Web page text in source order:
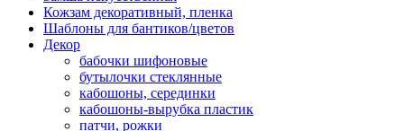
Кожзам декоративный, пленка
Шаблоны для бантиков/цветов
Декор
бабочки шифоновые
бутылочки стеклянные
кабошоны, серединки
кабошоны-вырубка пластик
патчи, рожки